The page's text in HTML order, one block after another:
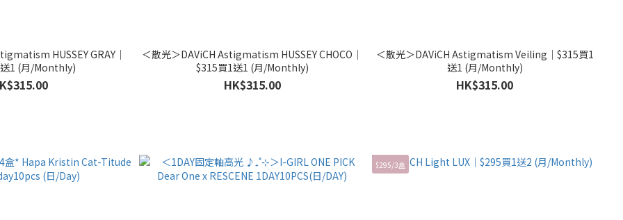
HUSSEY GRAY｜
1 (月/Monthly)
＜散光＞DAViCH Astigmatism HUSSEY CHOCO｜
$315買1送1 (月/Monthly)
HK$315.00
＜散光＞DAViCH Astigmatism Veiling｜$315買1
送1 (月/Monthly)
HK$315.00
$295/3盒